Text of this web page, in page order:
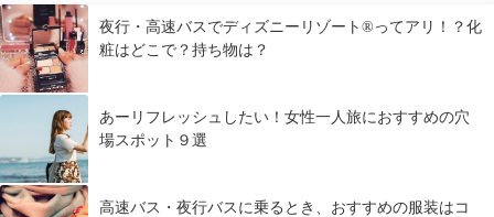
夜行・高速バスでディズニーリゾート®ってアリ！？化
粧はどこで？持ち物は？
あーリフレッシュしたい！女性一人旅におすすめの穴
場スポット９選
高速バス・夜行バスに乗るとき、おすすめの服装はコ